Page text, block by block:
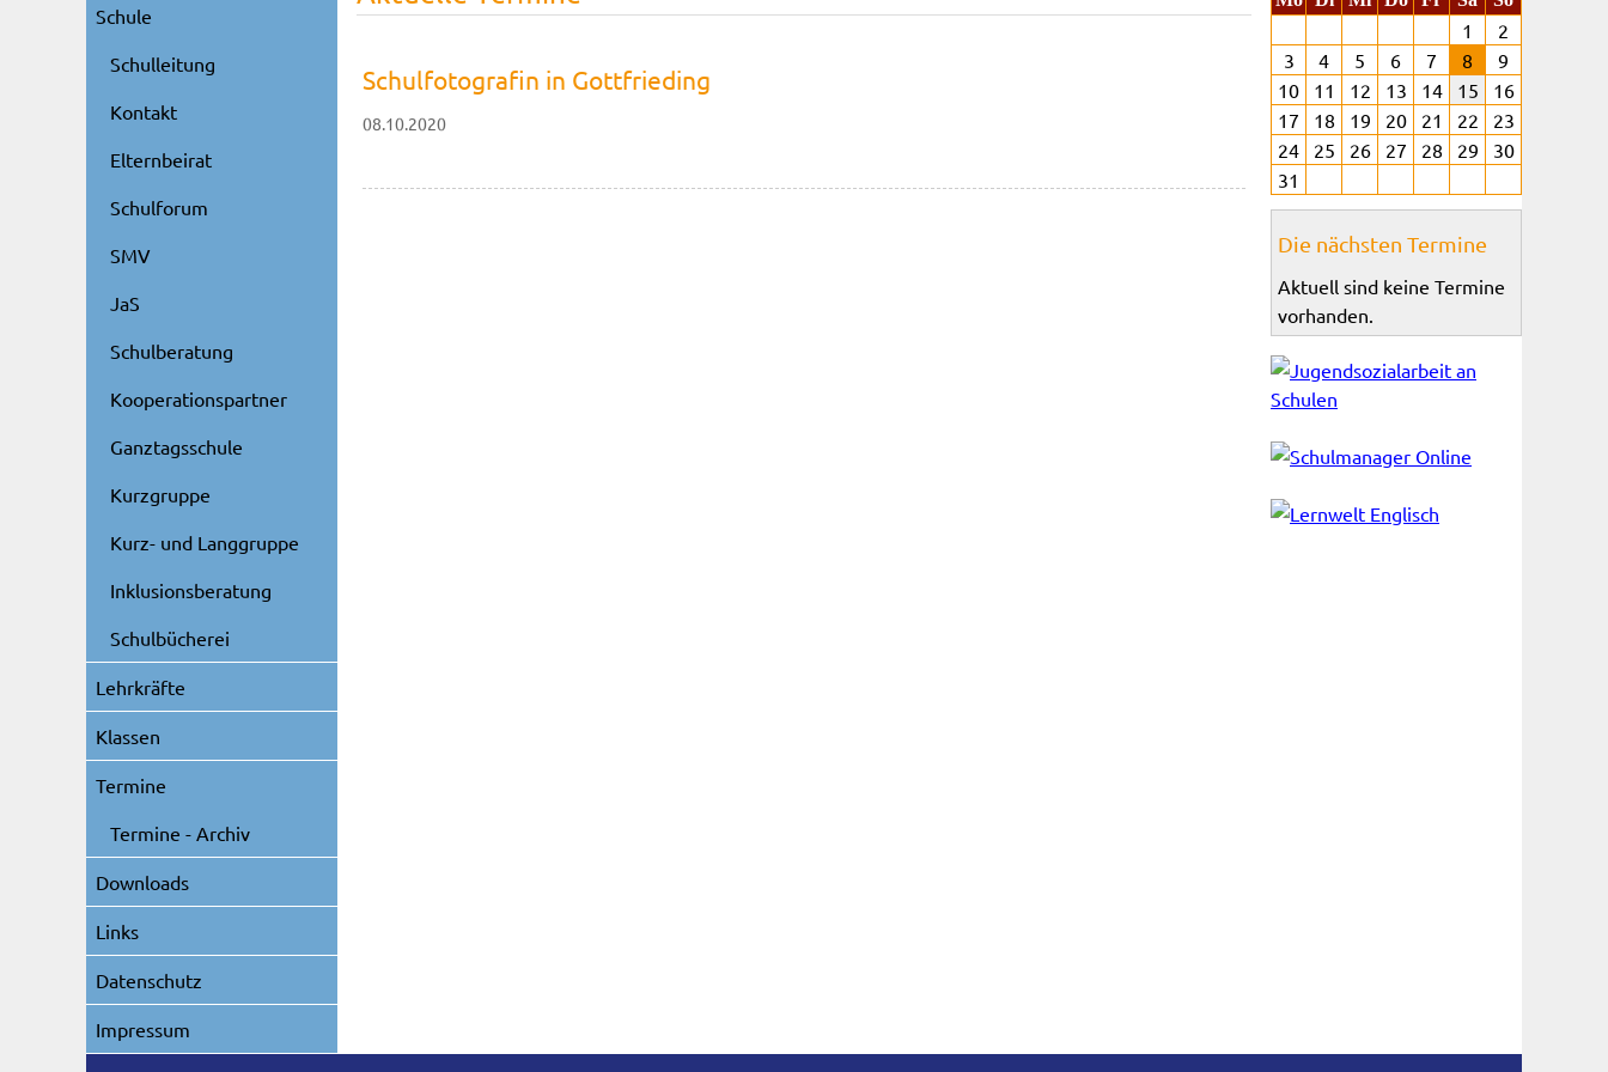
Schulfotografin in Gottfrieding
08.10.2020
Schule
Schulleitung
Kontakt
Elternbeirat
Schulforum
SMV
JaS
Schulberatung
Kooperationspartner
Ganztagsschule
Kurzgruppe
Kurz- und Langgruppe
Inklusionsberatung
Schulbücherei
Lehrkräfte
Klassen
Termine
Termine - Archiv
Downloads
Links
Datenschutz
Impressum
1
2
3
4 5 6 7 8
9
10
11 12 13 14 15
16
17
18 19 20 21 22
23
24
25 26 27 28 29
30
31
Die nächsten Termine
Aktuell sind keine Termine
vorhanden.